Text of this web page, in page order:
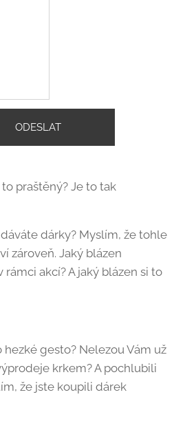
ODESLAT
to praštěný? Je to tak
dárky? Myslím, že tohle
zároveň. Jaký blázen
akcí? A jaký blázen si to
gesto? Nelezou Vám už
krkem? A pochlubili
že jste koupili dárek